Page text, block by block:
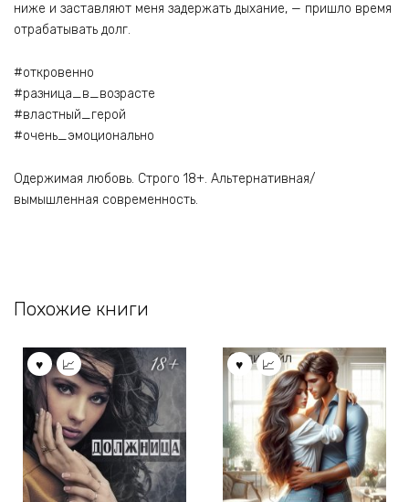
ниже и заставляют меня задержать дыхание, — пришло время
отрабатывать долг.
#откровенно
#разница_в_возрасте
#властный_герой
#очень_эмоционально
Одержимая любовь. Строго 18+. Альтернативная/
вымышленная современность.
Похожие книги